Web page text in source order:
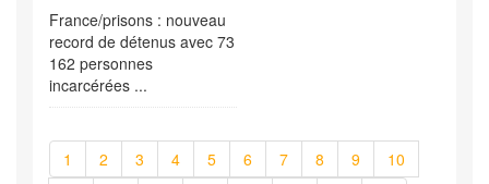
France/prisons : nouveau
record de détenus avec 73
162 personnes
incarcérées ...
1 2 3 4 5 6 7 8 9
10